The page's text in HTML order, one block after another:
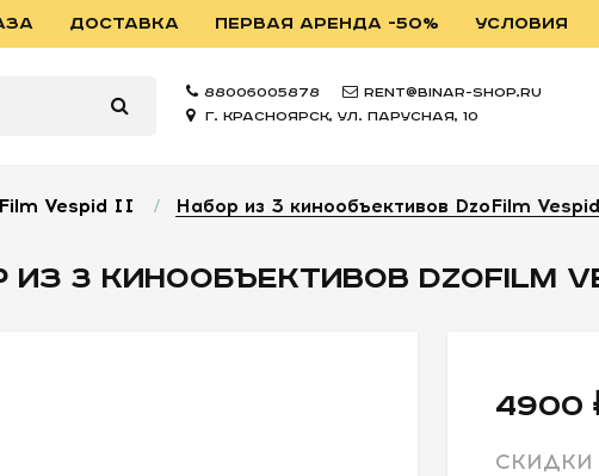
ДОСТАВКА ПЕРВАЯ АРЕНДА -50% УСЛОВИЯ
88006005878
rent@binar-shop.ru
г. Красноярск, ул. Парусная, 10
Vespid II / Набор из 3 кинообъективов DzoFilm
ИЗ 3 КИНООБЪЕКТИВОВ DZOFILM
4900
СКИДКИ